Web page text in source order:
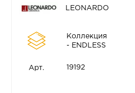
LEONARDO
Коллекция
- ENDLESS
Арт. 19192